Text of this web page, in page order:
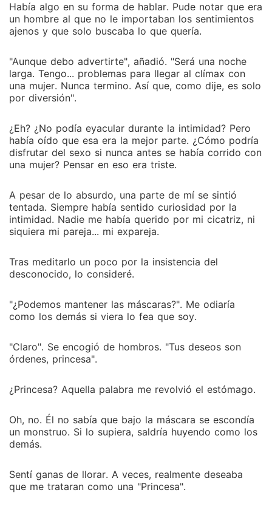
Había algo en su forma de hablar. Pude notar que era
un hombre al que no le importaban los sentimientos
ajenos y que solo buscaba lo que quería.
"Aunque debo advertirte", añadió. "Será una noche
larga. Tengo... problemas para llegar al clímax con
una mujer. Nunca termino. Así que, como dije, es solo
por diversión".
¿Eh? ¿No podía eyacular durante la intimidad? Pero
había oído que esa era la mejor parte. ¿Cómo podría
disfrutar del sexo si nunca antes se había corrido con
una mujer? Pensar en eso era triste.
A pesar de lo absurdo, una parte de mí se sintió
tentada. Siempre había sentido curiosidad por la
intimidad. Nadie me había querido por mi cicatriz, ni
siquiera mi pareja... mi expareja.
Tras meditarlo un poco por la insistencia del
desconocido, lo consideré.
"¿Podemos mantener las máscaras?". Me odiaría
como los demás si viera lo fea que soy.
"Claro". Se encogió de hombros. "Tus deseos son
órdenes, princesa".
¿Princesa? Aquella palabra me revolvió el estómago.
Oh, no. Él no sabía que bajo la máscara se escondía
un monstruo. Si lo supiera, saldría huyendo como los
demás.
Sentí ganas de llorar. A veces, realmente deseaba
que me trataran como una "Princesa".